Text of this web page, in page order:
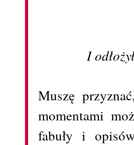
I
Muszę
momentami
fabuły i